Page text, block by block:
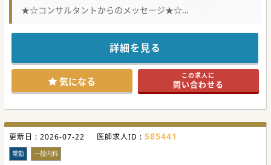
★☆コンサルタントからのメッセージ★☆
地域のかかりつけ医として、神経筋疾患に限らず幅広く内科
病院を中心に、介護老人保健施設・グループホーム・有料老
人ホームなども展開しております。
ご興味ございましたらお気軽にお申し付けくださいませ。
#秋入職可
詳細を見る
気になる この求人に
問い合わせる
更新日 : 2026-07-22 医師求人ID : 585441
常勤 一般内科